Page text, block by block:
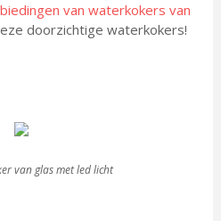
van waterkokers van
doorzichtige waterkokers!
van glas met led licht